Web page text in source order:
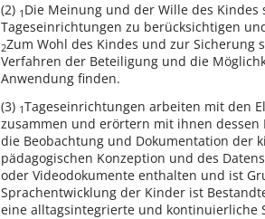
(2) 1 Die Meinung und der Wille des
Tageseinrichtungen zu berücksichtigen
2Zum Wohl des Kindes und zur Sicherung
Verfahren der Beteiligung und die
Anwendung finden.
(3) 1Tageseinrichtungen arbeiten mit den
zusammen und erörtern mit ihnen dessen
die Beobachtung und Dokumentation der
pädagogischen Konzeption und des
oder Videodokumente enthalten und ist
Sprachentwicklung der Kinder ist
eine alltagsintegrierte und kontinuierliche